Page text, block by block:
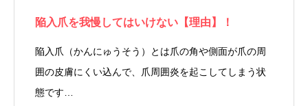
陥入爪を我慢してはいけない【理由】！
陥入爪（かんにゅうそう）とは爪の角や側面が爪の周
囲の皮膚にくい込んで、爪周囲炎を起こしてしまう状
態です…